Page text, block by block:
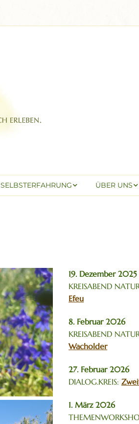
SELBSTERFAHRUNG ÜBER UNS
19. Dezember 2025
KREISABEND
Efeu
8. Februar 2026
KREISABEND
Wacholder
27. Februar 2026
DIALOG.KREIS:
1. März 2026